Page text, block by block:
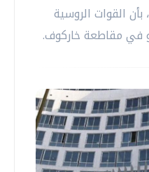
بأن القوات الروسية
في مقاطعة خاركوف.